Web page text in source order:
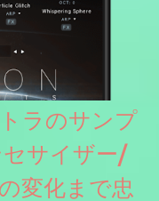
ラのサンプ
サイザー/
変化まで忠